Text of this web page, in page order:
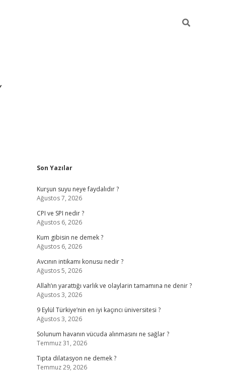
Sidebar
Son Yazılar
Kurşun suyu neye faydalıdır ?
Ağustos 7, 2026
CPI ve SPI nedir ?
Ağustos 6, 2026
Kum gibisin ne demek ?
Ağustos 6, 2026
Avcının intikamı konusu nedir ?
Ağustos 5, 2026
Allah’ın yarattığı varlık ve olaylarin tamamına ne denir ?
Ağustos 3, 2026
9 Eylül Türkiye’nin en iyi kaçıncı üniversitesi ?
Ağustos 3, 2026
Solunum havanın vücuda alınmasını ne sağlar ?
Temmuz 31, 2026
Tıpta dilatasyon ne demek ?
Temmuz 29, 2026